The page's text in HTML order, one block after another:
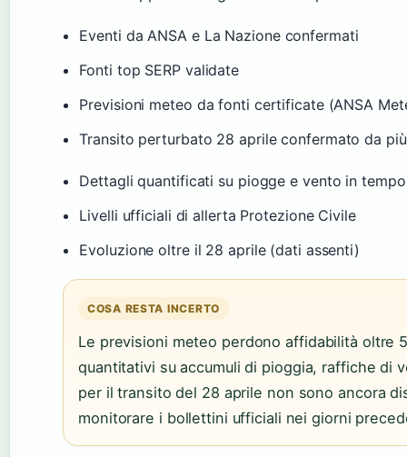
Eventi da ANSA e La Nazione confermati
Fonti top SERP validate
Previsioni meteo da fonti certificate (ANSA
Transito perturbato 28 aprile confermato da
Dettagli quantificati su piogge e vento in
Livelli ufficiali di allerta Protezione Civile
Evoluzione oltre il 28 aprile (dati assenti)
COSA RESTA INCERTO
Le previsioni meteo perdono affidabilità oltre
quantitativi su accumuli di pioggia, raffiche di
per il transito del 28 aprile non sono ancora
monitorare i bollettini ufficiali nei giorni